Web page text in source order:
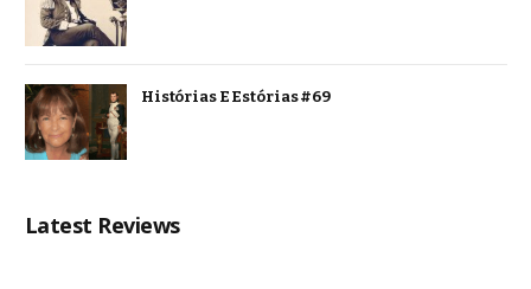
Histórias E Estórias #69
Latest Reviews